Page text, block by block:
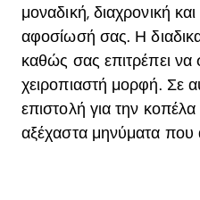
μοναδική, διαχρονική
αφοσίωσή σας. Η
καθώς σας επιτρέπει να
χειροπιαστή μορφή. Σε
επιστολή για την
αξέχαστα μηνύματα που